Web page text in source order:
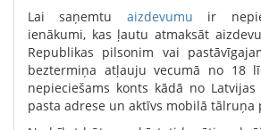
Lai saņemtu aizdevumu ir
ienākumi, kas ļautu atmaksāt
Republikas pilsonim vai
beztermiņa atļauju vecumā no 18
nepieciešams konts kādā no
pasta adrese un aktīvs mobilā tālruņa